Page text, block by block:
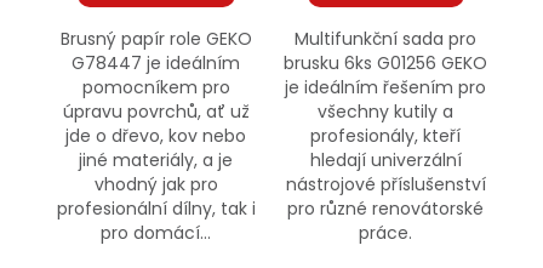
Brusný papír role GEKO
G78447 je ideálním
pomocníkem pro
úpravu povrchů, ať už
jde o dřevo, kov nebo
jiné materiály, a je
vhodný jak pro
profesionální dílny, tak i
pro domácí...
Multifunkční sada pro
brusku 6ks G01256 GEKO
je ideálním řešením pro
všechny kutily a
profesionály, kteří
hledají univerzální
nástrojové příslušenství
pro různé renovátorské
práce.